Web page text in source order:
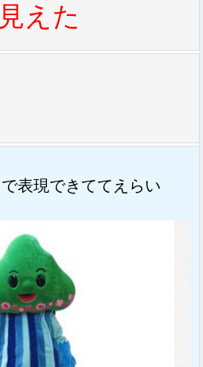
えた
表現できててえらい